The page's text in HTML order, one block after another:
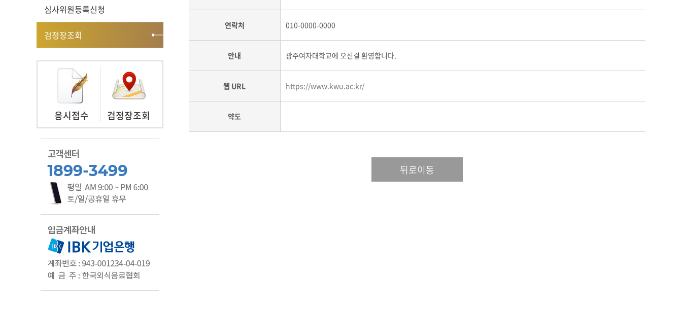
심사위원등록신청
검정장조회
응시접수 검정장조회
연락처 010-0000-0000
안내 광주여자대학교에 오신걸 환영합니다.
웹 URL https://www.kwu.ac.kr/
약도
뒤로이동